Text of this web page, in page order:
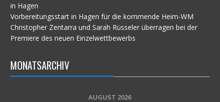
in Hagen
Vorbereitungsstart in Hagen für die kommende Heim-WM
Christopher Zentarra und Sarah Rüsseler überragen bei der
Premiere des neuen Einzelwettbewerbs
MONATSARCHIV
AUGUST 2026